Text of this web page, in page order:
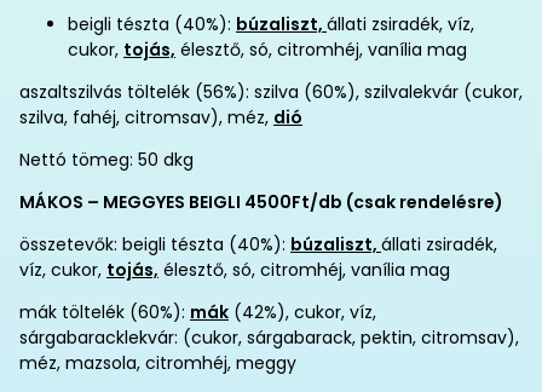
beigli tészta (40%): búzaliszt, állati zsiradék, víz,
cukor, tojás, élesztő, só, citromhéj, vanília mag
aszaltszilvás töltelék (56%): szilva (60%), szilvalekvár (cukor,
szilva, fahéj, citromsav), méz, dió
Nettó tömeg: 50 dkg
MÁKOS – MEGGYES BEIGLI 4500Ft/db (csak rendelésre)
összetevők: beigli tészta (40%): búzaliszt, állati zsiradék,
víz, cukor, tojás, élesztő, só, citromhéj, vanília mag
mák töltelék (60%): mák (42%), cukor, víz,
sárgabaracklekvár: (cukor, sárgabarack, pektin, citromsav),
méz, mazsola, citromhéj, meggy